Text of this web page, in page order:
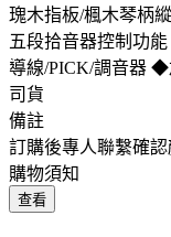
瑰木指板/楓木琴柄
五段拾音器控制功
導線/PICK/調音器 ◆
司貨
備註
訂購後專人聯繫確
購物須知
查看